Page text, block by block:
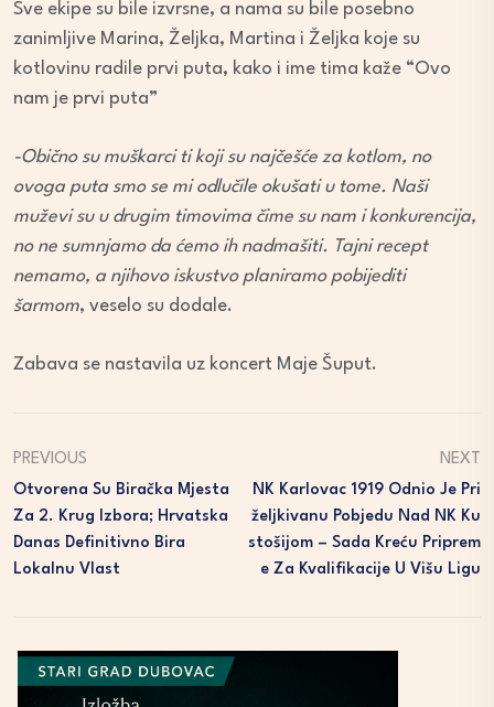
Sve ekipe su bile izvrsne, a nama su bile posebno
zanimljive Marina, Željka, Martina i Željka koje su
kotlovinu radile prvi puta, kako i ime tima kaže “Ovo
nam je prvi puta”
-Obično su muškarci ti koji su najčešće za kotlom, no
ovoga puta smo se mi odlučile okušati u tome. Naši
muževi su u drugim timovima čime su nam i konkurencija,
no ne sumnjamo da ćemo ih nadmašiti. Tajni recept
nemamo, a njihovo iskustvo planiramo pobijediti
šarmom, veselo su dodale.
Zabava se nastavila uz koncert Maje Šuput.
PREVIOUS
Otvorena Su Biračka Mjesta
Za 2. Krug Izbora; Hrvatska
Danas Definitivno Bira
Lokalnu Vlast
NEXT
NK Karlovac 1919 Odnio Je Pri
Željkivanu Pobjedu Nad NK Ku
Stošijom – Sada Kreću Priprem
E Za Kvalifikacije U Višu Ligu